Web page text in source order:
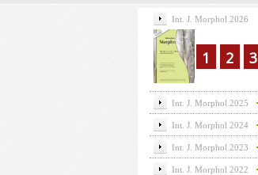
Int. J. Morphol 2026
1 2 3
Int. J. Morphol 2025
Int. J. Morphol 2024
Int. J. Morphol 2023
Int. J. Morphol 2022